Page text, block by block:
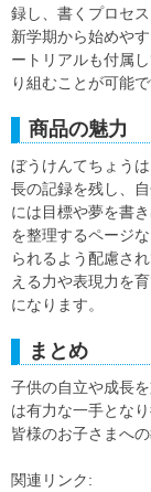
録し、書くプロセ
新学期から始めや
ートリアルも付属
り組むことが可能で
商品の魅力
ぼうけんてちょう
長の記録を残し、
には目標や夢を書
を整理するページ
られるよう配慮さ
える力や表現力を
になります。
まとめ
子供の自立や成長
は有力な一手とな
皆様のお子さまへ
関連リンク: